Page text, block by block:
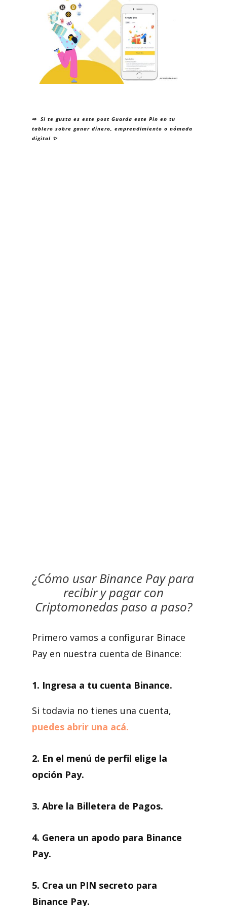
⇨ Si te gusta es este post Guarda este Pin en tu
tablero sobre ganar dinero, emprendimiento o nómada
digital ✨
¿Cómo usar Binance Pay para
recibir y pagar con
Criptomonedas paso a paso?
Primero vamos a configurar Binace
Pay en nuestra cuenta de Binance:
1. Ingresa a tu cuenta Binance.
Si todavia no tienes una cuenta,
puedes abrir una acá.
2. En el menú de perfil elige la
opción Pay.
3. Abre la Billetera de Pagos.
4. Genera un apodo para Binance
Pay.
5. Crea un PIN secreto para
Binance Pay.